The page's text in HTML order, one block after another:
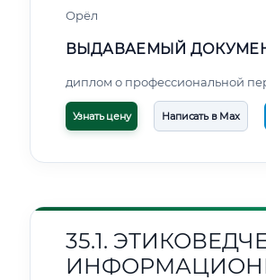
Орёл
ВЫДАВАЕМЫЙ
диплом о профессиональной
Узнать цену Написать в Max
35.1.